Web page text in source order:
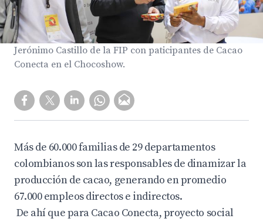
Jerónimo Castillo de la FIP con paticipantes de Cacao
Conecta en el Chocoshow.
Más de 60.000 familias de 29 departamentos
colombianos son las responsables de dinamizar la
producción de cacao, generando en promedio
67.000 empleos directos e indirectos.
De ahí que para Cacao Conecta, proyecto social